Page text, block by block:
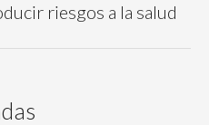
riesgos a la salud